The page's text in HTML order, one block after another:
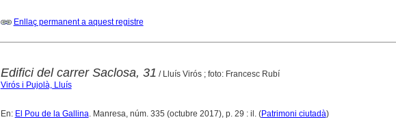
Enllaç permanent a aquest registre
Edifici del carrer Saclosa, 31 / Lluís Virós ; foto: Francesc Rubí
Virós i Pujolà, Lluís
En: El Pou de la Gallina. Manresa, núm. 335 (octubre 2017), p. 29 : il. (Patrimoni ciutadà)